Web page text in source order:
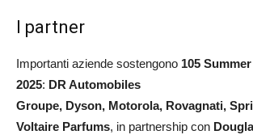
I partner
Importanti aziende sostengono 105
2025: DR Automobiles
Groupe, Dyson, Motorola, Rovagnati,
Voltaire Parfums, in partnership con